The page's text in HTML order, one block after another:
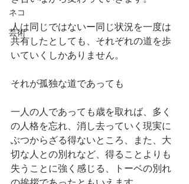
ネコ
芸術
人は同じではないー同じ状況を一度は
共有したとしても、それぞれの道を歩
いていくしかありません。
それが孤独な道であっても
一人の人であっても歳を取れば、多く
の人格を忘れ、消し去っていく現実に
ぶつからざる得ないところ、また、大
切な人との別れなど、得ることよりも
失うことに強く感じる、トーベの別れ